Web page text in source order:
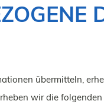
übermitteln,
wir die